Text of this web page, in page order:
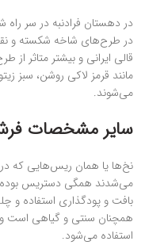
در دهستان فرادنبه در سر
در طرح‌های شاخه شکسته و
قالی ایرانی و بیشتر متاثر از
مانند قرمز لاکی روشن، سبز
می‌شوند.
سایر مشخصات
نخ‌ها یا همان ریس‌هایی که
می‌شدند همگی دستریس
بافت و پودگذاری استفاده و
همچنان سنتی و گیاهی است و
استفاده می‌شود.